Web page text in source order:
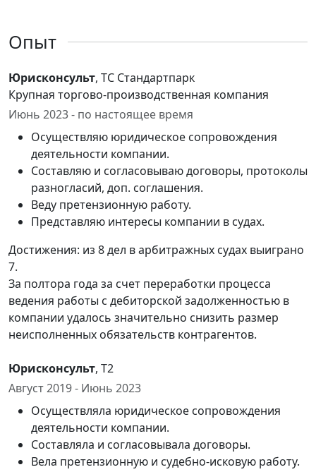
Опыт
Юрисконсульт, ТС Стандартпарк
Крупная торгово-производственная компания
Июнь 2023 - по настоящее время
Осуществляю юридическое сопровождения
деятельности компании.
Составляю и согласовываю договоры, протоколы
разногласий, доп. соглашения.
Веду претензионную работу.
Представляю интересы компании в судах.
Достижения: из 8 дел в арбитражных судах выиграно
7.
За полтора года за счет переработки процесса
ведения работы с дебиторской задолженностью в
компании удалось значительно снизить размер
неисполненных обязательств контрагентов.
Юрисконсульт, Т2
Август 2019 - Июнь 2023
Осуществляла юридическое сопровождения
деятельности компании.
Составляла и согласовывала договоры.
Вела претензионную и судебно-исковую работу.